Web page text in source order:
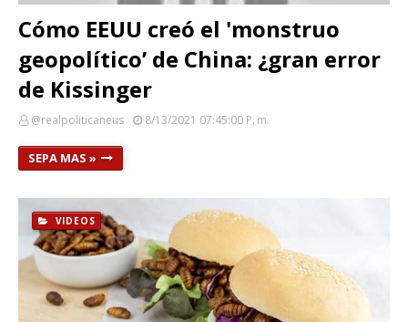
Cómo EEUU creó el 'monstruo
geopolítico’ de China: ¿gran error
de Kissinger
@realpoliticaneus 8/13/2021 07:45:00 P. M.
SEPA MAS »
VIDEOS